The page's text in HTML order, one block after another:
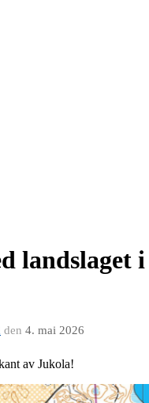
landslaget i
den 4. mai 2026
av Jukola!